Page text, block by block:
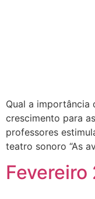
Qual a importância
crescimento para
professores
teatro sonoro “As